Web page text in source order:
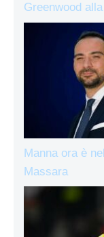
Greenwood
Manna ora è
Massara